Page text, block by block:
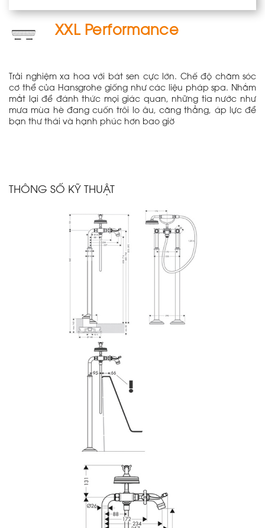
XXL Performance
Trải nghiệm xa hoa với bát sen cực lớn. Chế độ chăm sóc
cơ thể của Hansgrohe giống như các liệu pháp spa. Nhắm
mắt lại để đánh thức mọi giác quan, những tia nước như
mưa mùa hè đang cuốn trôi lo âu, căng thẳng, áp lực để
bạn thư thái và hạnh phúc hơn bao giờ
THÔNG SỐ KỸ THUẬT